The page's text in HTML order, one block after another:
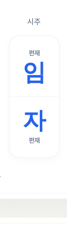
시주
편재
임
자
편재